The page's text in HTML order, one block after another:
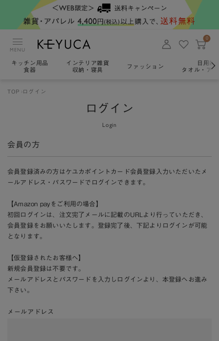
MENU
0
キッチン用品
食器
インテリア雑貨
収納・寝具
ファッション
日用雑
タオル・ア
TOP ログイン
ログイン
Login
会員の方
会員登録済みの方はケユカポイントカード会員登録入力いただいたメ
ールアドレス・パスワードでログインできます。
【Amazon payをご利用の場合】
初回ログインは、注文完了メールに記載のURLより行っていただき、
会員登録をお願いいたします。登録完了後、下記よりログインが可能
となります。
【仮登録されたお客様へ】
新規会員登録は不要です。
メールアドレスとパスワードを入力しログインより、本登録へお進み
下さい。
メールアドレス